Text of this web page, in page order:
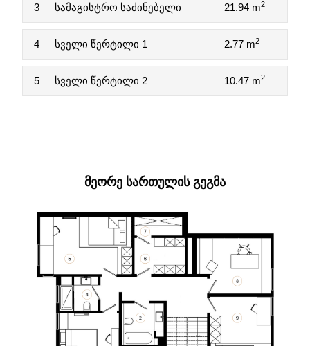
3 სამაგისტრო საძინებელი 21.94 m2
4 სველი წერტილი 1 2.77 m2
5 სველი წერტილი 2 10.47 m2
ᲛᲔᲝᲠᲔ ᲡᲐᲠᲗᲣᲚᲘᲡ ᲒᲔᲒᲛᲐ